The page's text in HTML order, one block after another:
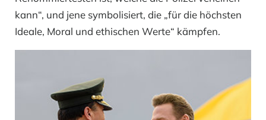
kann“, und jene symbolisiert, die „für die höchsten
Ideale, Moral und ethischen Werte“ kämpfen.